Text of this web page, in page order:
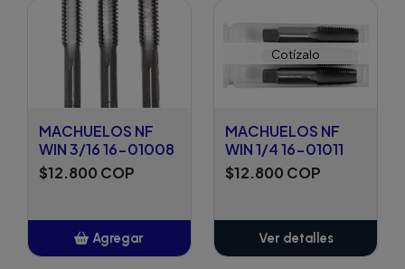
MACHUELOS NF
WIN 3/16 16-01008
$12.800 COP
Agregar
Cotízalo
MACHUELOS NF
WIN 1/4 16-01011
$12.800 COP
Ver detalles